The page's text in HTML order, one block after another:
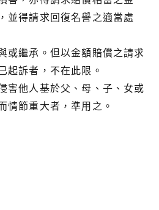
並得請求回復名譽之適當處
或繼承。但以金額賠償之請求
起訴者，不在此限。
害他人基於父、母、子、女或
情節重大者，準用之。